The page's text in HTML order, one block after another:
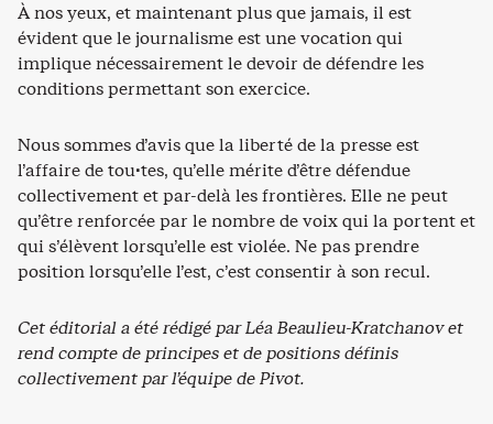
À nos yeux, et maintenant plus que jamais, il est
évident que le journalisme est une vocation qui
implique nécessairement le devoir de défendre les
conditions permettant son exercice.
Nous sommes d’avis que la liberté de la presse est
l’affaire de tou·tes, qu’elle mérite d’être défendue
collectivement et par-delà les frontières. Elle ne peut
qu’être renforcée par le nombre de voix qui la portent et
qui s’élèvent lorsqu’elle est violée. Ne pas prendre
position lorsqu’elle l’est, c’est consentir à son recul.
Cet éditorial a été rédigé par Léa Beaulieu-Kratchanov et
rend compte de principes et de positions définis
collectivement par l’équipe de Pivot.